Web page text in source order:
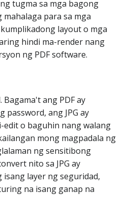
tugma sa mga bagong
para sa mga
layout o mga
hindi ma-render nang
ng PDF software.
ang PDF ay
ang JPG ay
edit o baguhin nang walang
mong magpadala ng
ng sensitibong
nito sa JPG ay
layer ng seguridad,
na isang ganap na